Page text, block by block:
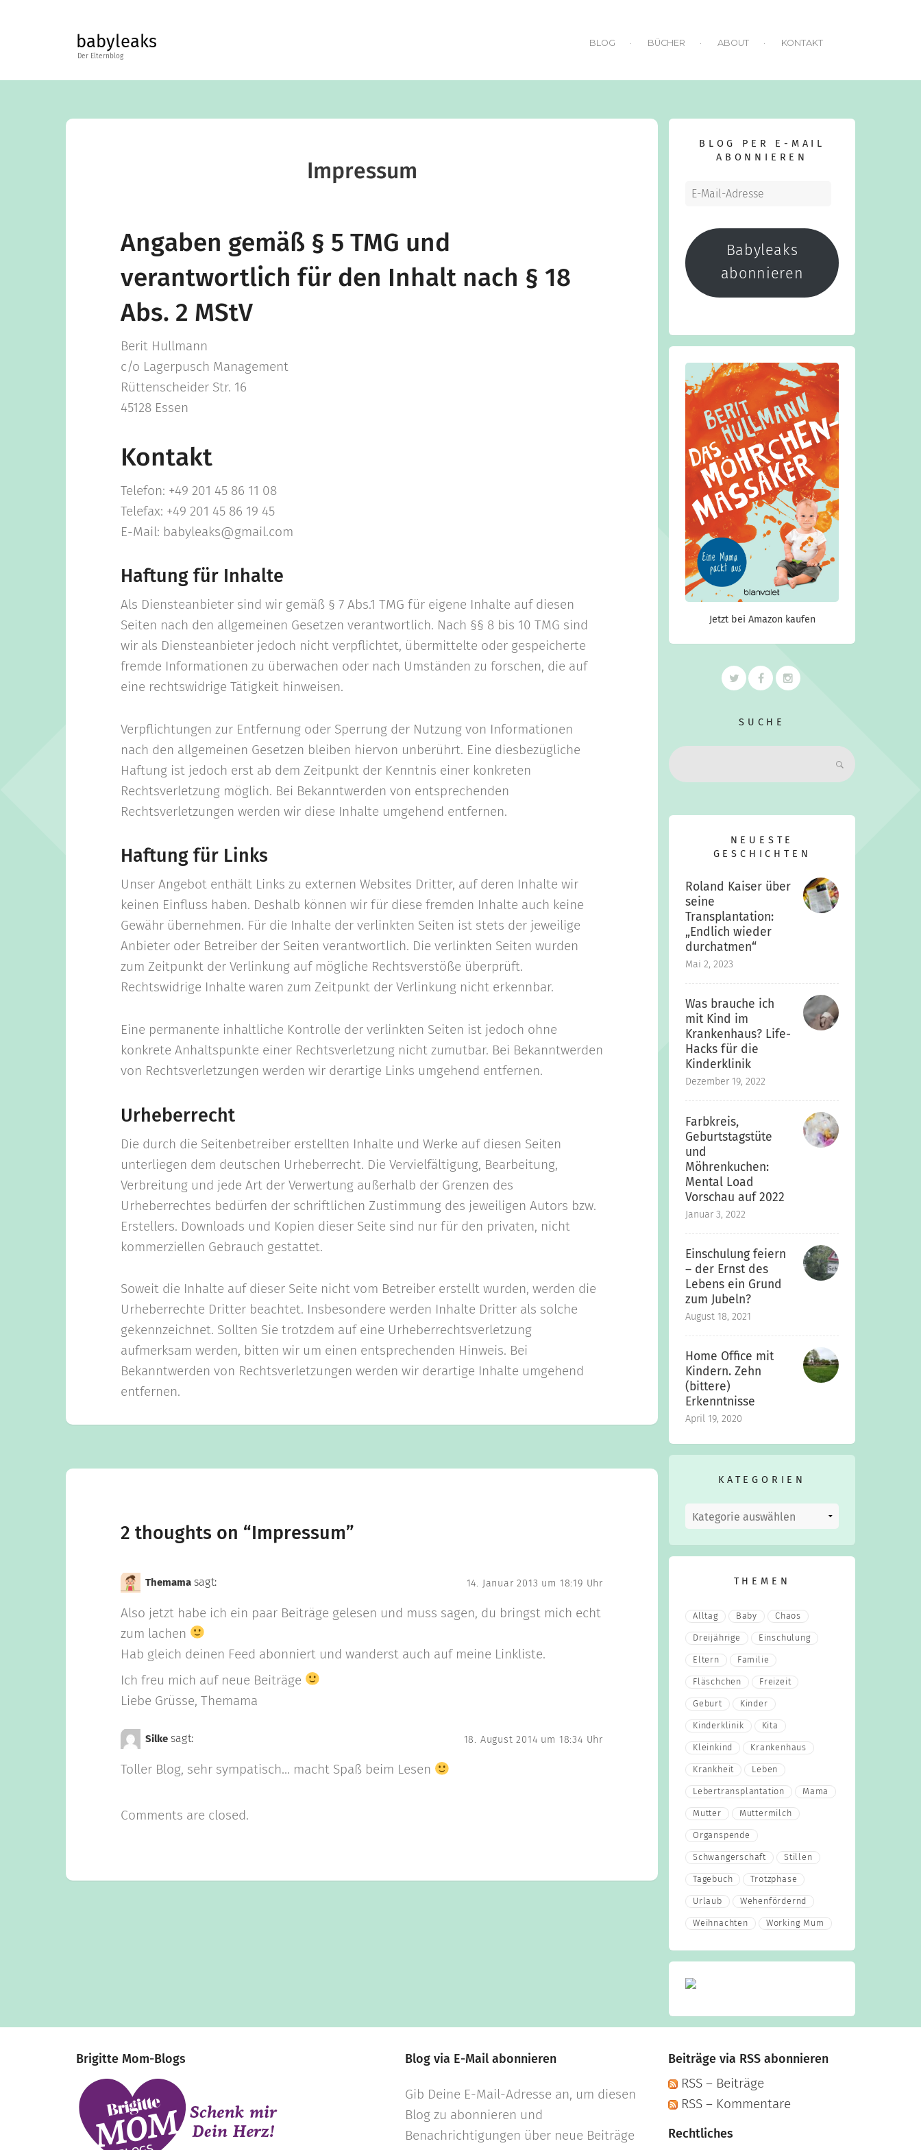
babyleaks BLOG BÜCHER ABOUT KONTAKT
Impressum
Angaben gemäß § 5 TMG und
verantwortlich für den Inhalt nach § 18
Abs. 2 MStV
Berit Hullmann
c/o Lagerpusch Management
Rüttenscheider Str. 16
45128 Essen
Kontakt
Telefon: +49 201 45 86 11 08
Telefax: +49 201 45 86 19 45
E-Mail: babyleaks@gmail.com
Haftung für Inhalte
Als Diensteanbieter sind wir gemäß § 7 Abs.1 TMG für eigene Inhalte auf diesen
Seiten nach den allgemeinen Gesetzen verantwortlich. Nach §§ 8 bis 10 TMG sind
wir als Diensteanbieter jedoch nicht verpflichtet, übermittelte oder gespeicherte
fremde Informationen zu überwachen oder nach Umständen zu forschen, die auf
eine rechtswidrige Tätigkeit hinweisen.
Verpflichtungen zur Entfernung oder Sperrung der Nutzung von Informationen
nach den allgemeinen Gesetzen bleiben hiervon unberührt. Eine diesbezügliche
Haftung ist jedoch erst ab dem Zeitpunkt der Kenntnis einer konkreten
Rechtsverletzung möglich. Bei Bekanntwerden von entsprechenden
Rechtsverletzungen werden wir diese Inhalte umgehend entfernen.
Haftung für Links
Unser Angebot enthält Links zu externen Websites Dritter, auf deren Inhalte wir
keinen Einfluss haben. Deshalb können wir für diese fremden Inhalte auch keine
Gewähr übernehmen. Für die Inhalte der verlinkten Seiten ist stets der jeweilige
Anbieter oder Betreiber der Seiten verantwortlich. Die verlinkten Seiten wurden
zum Zeitpunkt der Verlinkung auf mögliche Rechtsverstöße überprüft.
Rechtswidrige Inhalte waren zum Zeitpunkt der Verlinkung nicht erkennbar.
Eine permanente inhaltliche Kontrolle der verlinkten Seiten ist jedoch ohne
konkrete Anhaltspunkte einer Rechtsverletzung nicht zumutbar. Bei Bekanntwerden
von Rechtsverletzungen werden wir derartige Links umgehend entfernen.
Urheberrecht
Die durch die Seitenbetreiber erstellten Inhalte und Werke auf diesen Seiten
unterliegen dem deutschen Urheberrecht. Die Vervielfältigung, Bearbeitung,
Verbreitung und jede Art der Verwertung außerhalb der Grenzen des
Urheberrechtes bedürfen der schriftlichen Zustimmung des jeweiligen Autors bzw.
Erstellers. Downloads und Kopien dieser Seite sind nur für den privaten, nicht
kommerziellen Gebrauch gestattet.
Soweit die Inhalte auf dieser Seite nicht vom Betreiber erstellt wurden, werden die
Urheberrechte Dritter beachtet. Insbesondere werden Inhalte Dritter als solche
gekennzeichnet. Sollten Sie trotzdem auf eine Urheberrechtsverletzung
aufmerksam werden, bitten wir um einen entsprechenden Hinweis. Bei
Bekanntwerden von Rechtsverletzungen werden wir derartige Inhalte umgehend
entfernen.
2 thoughts on “ Impressum”
Themama sagt: 14. Januar 2013 um 18:19 Uhr
Also jetzt habe ich ein paar Beiträge gelesen und muss sagen, du bringst mich echt
zum lachen
Hab gleich deinen Feed abonniert und wanderst auch auf meine Linkliste.
Ich freu mich auf neue Beiträge
Liebe Grüsse, Themama
Silke sagt: 18. August 2014 um 18:34 Uhr
Toller Blog, sehr sympatisch… macht Spaß beim Lesen
Comments are closed.
BLOG PER E-MAIL
ABONNIEREN
E-
Babyleaks
abonnieren
Jetzt bei Amazon kaufen
SUCHE
Search:
NEUESTE
GESCHICHTEN
Roland Kaiser über
seine
Transplantation:
„Endlich wieder
durchatmen“
Mai 2, 2023
Was brauche ich
mit Kind im
Krankenhaus? Life-
Hacks für die
Kinderklinik
Dezember 19, 2022
Farbkreis,
Geburtstagstüte
und
Möhrenkuchen:
Mental Load
Vorschau auf 2022
Januar 3, 2022
Einschulung feiern
– der Ernst des
Lebens ein Grund
zum Jubeln?
August 18, 2021
Home Office mit
Kindern. Zehn
(bittere)
Erkenntnisse
April 19, 2020
KATEGORIEN
Kategorien
THEMEN
Alltag Baby Chaos
Dreijährige Einschulung
Eltern Familie
Fläschchen Freizeit
Geburt Kinder
Kinderklinik Kita
Kleinkind Krankenhaus
Krankheit Leben
Lebertransplantation Mama
Mutter Muttermilch
Organspende
Schwangerschaft Stillen
Tagebuch Trotzphase
Urlaub Wehenfördernd
Weihnachten Working Mum
Brigitte Mom-Blogs Blog via E-Mail abonnieren
Gib Deine E-Mail-Adresse an, um diesen
Blog zu abonnieren und
Benachrichtigungen über neue Beiträge
Beiträge via RSS abonnieren
RSS – Beiträge
RSS – Kommentare
Rechtliches